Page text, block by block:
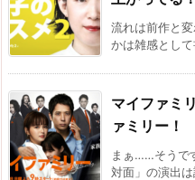
流れは前作と
かは雑感とし
マイファミ
ァミリー！
まぁ……そうで
対面」の演出